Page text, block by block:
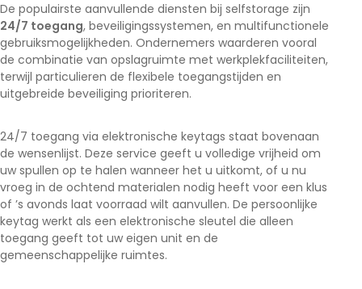
De populairste aanvullende diensten bij selfstorage zijn
24/7 toegang, beveiligingssystemen, en multifunctionele
gebruiksmogelijkheden. Ondernemers waarderen vooral
de combinatie van opslagruimte met werkplekfaciliteiten,
terwijl particulieren de flexibele toegangstijden en
uitgebreide beveiliging prioriteren.
24/7 toegang via elektronische keytags staat bovenaan
de wensenlijst. Deze service geeft u volledige vrijheid om
uw spullen op te halen wanneer het u uitkomt, of u nu
vroeg in de ochtend materialen nodig heeft voor een klus
of ’s avonds laat voorraad wilt aanvullen. De persoonlijke
keytag werkt als een elektronische sleutel die alleen
toegang geeft tot uw eigen unit en de
gemeenschappelijke ruimtes.